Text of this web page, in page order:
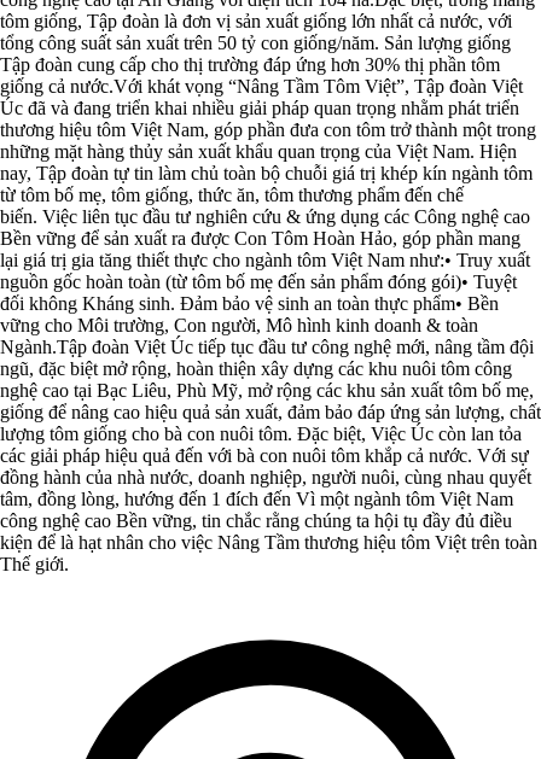
tôm giống, Tập đoàn là đơn vị sản xuất giống lớn nhất cả nước, với
tổng công suất sản xuất trên 50 tỷ con giống/năm. Sản lượng giống
Tập đoàn cung cấp cho thị trường đáp ứng hơn 30% thị phần tôm
giống cả nước.Với khát vọng “Nâng Tầm Tôm Việt”, Tập đoàn Việt
Úc đã và đang triển khai nhiều giải pháp quan trọng nhằm phát triển
thương hiệu tôm Việt Nam, góp phần đưa con tôm trở thành một trong
những mặt hàng thủy sản xuất khẩu quan trọng của Việt Nam. Hiện
nay, Tập đoàn tự tin làm chủ toàn bộ chuỗi giá trị khép kín ngành tôm
từ tôm bố mẹ, tôm giống, thức ăn, tôm thương phẩm đến chế
biến. Việc liên tục đầu tư nghiên cứu & ứng dụng các Công nghệ cao
Bền vững để sản xuất ra được Con Tôm Hoàn Hảo, góp phần mang
lại giá trị gia tăng thiết thực cho ngành tôm Việt Nam như:• Truy xuất
nguồn gốc hoàn toàn (từ tôm bố mẹ đến sản phẩm đóng gói)• Tuyệt
đối không Kháng sinh. Đảm bảo vệ sinh an toàn thực phẩm• Bền
vững cho Môi trường, Con người, Mô hình kinh doanh & toàn
Ngành.Tập đoàn Việt Úc tiếp tục đầu tư công nghệ mới, nâng tầm đội
ngũ, đặc biệt mở rộng, hoàn thiện xây dựng các khu nuôi tôm công
nghệ cao tại Bạc Liêu, Phù Mỹ, mở rộng các khu sản xuất tôm bố mẹ,
giống để nâng cao hiệu quả sản xuất, đảm bảo đáp ứng sản lượng, chất
lượng tôm giống cho bà con nuôi tôm. Đặc biệt, Việc Úc còn lan tỏa
các giải pháp hiệu quả đến với bà con nuôi tôm khắp cả nước. Với sự
đồng hành của nhà nước, doanh nghiệp, người nuôi, cùng nhau quyết
tâm, đồng lòng, hướng đến 1 đích đến Vì một ngành tôm Việt Nam
công nghệ cao Bền vững, tin chắc rằng chúng ta hội tụ đầy đủ điều
kiện để là hạt nhân cho việc Nâng Tầm thương hiệu tôm Việt trên toàn
Thế giới.